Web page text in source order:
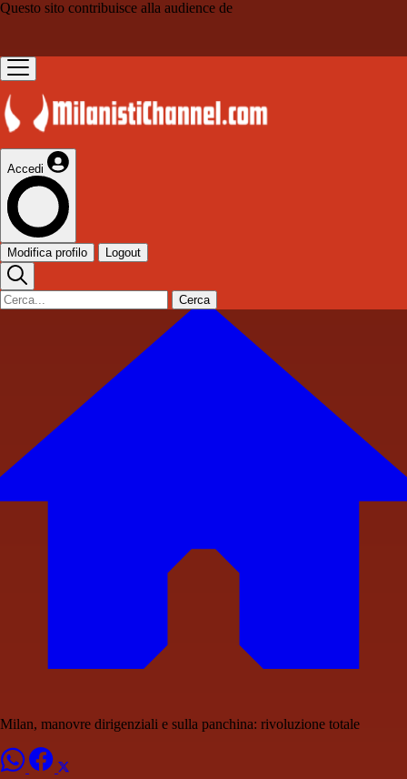
Questo sito contribuisce alla audience de
Accedi
Modifica profilo Logout
Cerca
Milan, manovre dirigenziali e sulla panchina: rivoluzione totale